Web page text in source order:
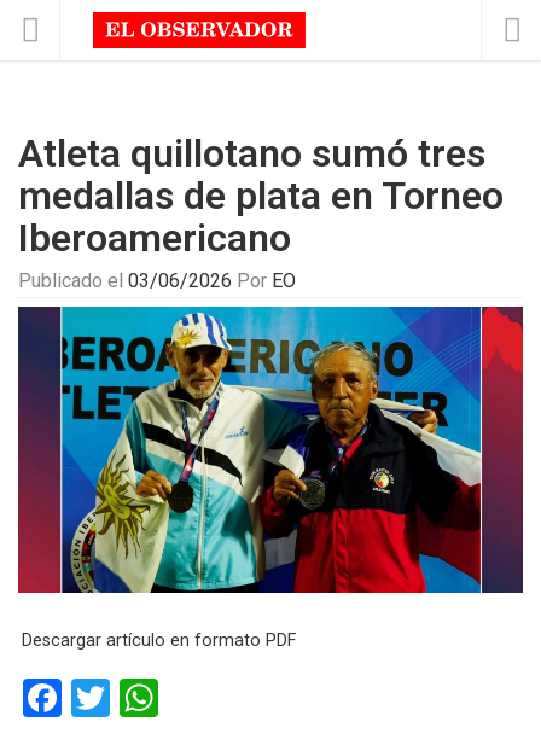
Atleta quillotano sumó tres
medallas de plata en Torneo
Iberoamericano
Publicado el 03/06/2026 Por EO
Descargar artículo en formato PDF
F
T